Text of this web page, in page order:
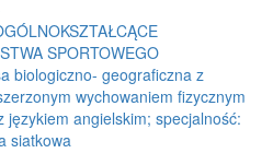
SPORTOWEGO
biologiczno- geograficzna z
wychowaniem fizycznym
językiem angielskim; specjalność:
siatkowa